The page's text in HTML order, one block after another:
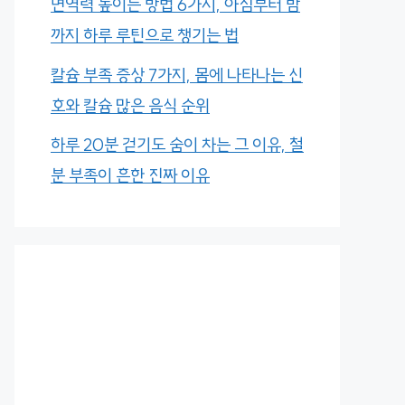
면역력 높이는 방법 6가지, 아침부터 밤
까지 하루 루틴으로 챙기는 법
칼슘 부족 증상 7가지, 몸에 나타나는 신
호와 칼슘 많은 음식 순위
하루 20분 걷기도 숨이 차는 그 이유, 철
분 부족이 흔한 진짜 이유